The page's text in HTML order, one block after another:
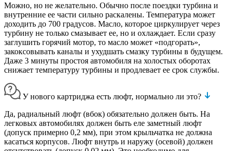
Можно, но не желательно. Обычно после поездки турбина и
внутренние ее части сильно раскалены. Температура может
доходить до 700 градусов. Масло, которое циркулирует через
турбину не только смазывает ее, но и охлаждает. Если сразу
заглушить горячий мотор, то масло может «подгорать»,
закоксовывать каналы и ухудшать смазку турбины в будущем.
Даже 3 минуты простоя автомобиля на холостых оборотах
снижает температуру турбины и продлевает ее срок службы.
У нового картриджа есть люфт, нормально ли это?
Да, радиальный люфт (вбок) обязательно должен быть. На
легковых автомобилях должен быть еле заметный люфт
(допуск примерно 0,2 мм), при этом крыльчатка не должна
касаться корпусов. Люфт внутрь и наружу (осевой) должен